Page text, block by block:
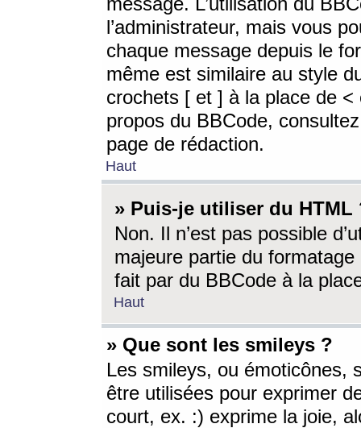
l’administrateur, mais vous
chaque message depuis le
même est similaire au style
crochets [ et ] à la place de <
propos du BBCode,
page de rédaction.
Haut
» Puis-je utiliser du HTML
Non. Il n’est pas possible
majeure partie du
fait par du BBCode à la
Haut
» Que sont les smileys ?
Les smileys, ou émoticônes,
être utilisées pour exprimer
court, ex. :) exprime la joie,